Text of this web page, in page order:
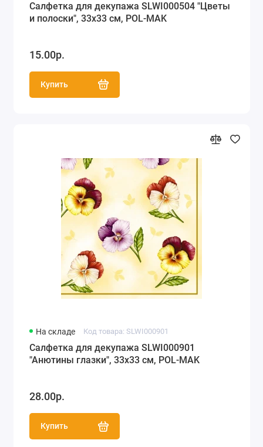
Салфетка для декупажа SLWI000504 "Цветы
и полоски", 33х33 см, POL-MAK
15.00р.
Купить
На складе Код товара: SLWI000901
Салфетка для декупажа SLWI000901
"Анютины глазки", 33х33 см, POL-MAK
28.00р.
Купить